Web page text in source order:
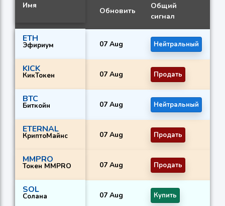
Имя
Обновить
Общий
сигнал
ETH
Эфириум 07 Aug Нейтральный
KICK
КикТокен 07 Aug Продать
BTC
Биткойн 07 Aug Нейтральный
ETERNAL
КриптоМайнс 07 Aug Продать
MMPRO
Токен MMPRO 07 Aug Продать
SOL
Солана 07 Aug Купить